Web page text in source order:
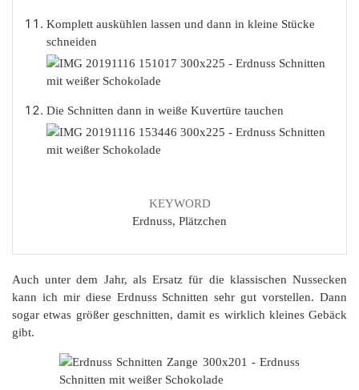
Komplett auskühlen lassen und dann in kleine Stücke
schneiden
Die Schnitten dann in weiße Kuvertüre tauchen
KEYWORD
Erdnuss, Plätzchen
Auch unter dem Jahr, als Ersatz für die klassischen Nussecken
kann ich mir diese Erdnuss Schnitten sehr gut vorstellen. Dann
sogar etwas größer geschnitten, damit es wirklich kleines Gebäck
gibt.